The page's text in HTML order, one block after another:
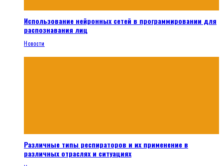
Использование нейронных сетей в программировании для
распознавания лиц
Новости
Различные типы респираторов и их применение в
различных отраслях и ситуациях